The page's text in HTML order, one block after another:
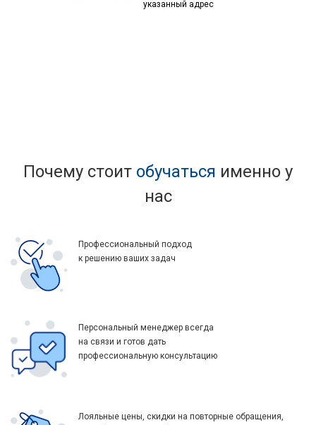
указанный адрес
Почему стоит обучаться именно у
нас
Профессиональный подход
к решению ваших задач
Персональный менеджер всегда
на связи и готов дать
профессиональную консультацию
Лояльные цены, скидки на повторные обращения,